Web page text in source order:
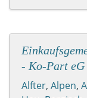
- Ko-Part eG
Alfter, Alpen,